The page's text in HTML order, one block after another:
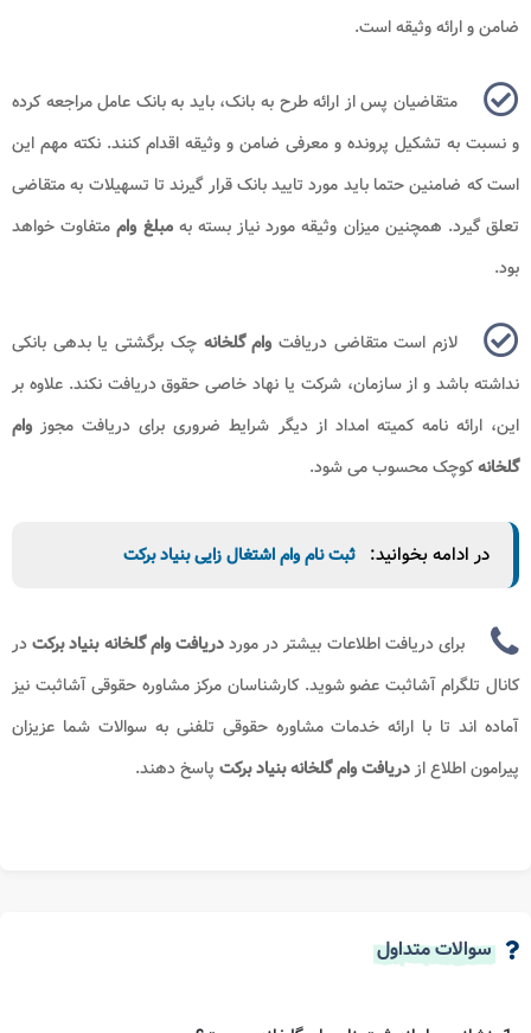
ضامن و ارائه وثیقه است.
متقاضیان پس از ارائه طرح به بانک، باید به بانک عامل مراجعه کرده
و نسبت به تشکیل پرونده و معرفی ضامن و وثیقه اقدام کنند. نکته مهم این
است که ضامنین حتما باید مورد تایید بانک قرار گیرند تا تسهیلات به متقاضی
تعلق گیرد. همچنین میزان وثیقه مورد نیاز بسته بهمبلغ واممتفاوت خواهد
بود.
لازم است متقاضی دریافت وام گلخانه چک برگشتی یا بدهی بانکی
نداشته باشد و از سازمان، شرکت یا نهاد خاصی حقوق دریافت نکند. علاوه بر
این، ارائه نامه کمیته امداد از دیگر شرایط ضروری برای دریافت مجوز وام
گلخانهکوچک محسوب می شود.
در ادامه بخوانید: ثبت نام وام اشتغال زایی بنیاد برکت
برای دریافت اطلاعات بیشتر در مورددریافتوام گلخانه بنیاد برکتدر
کانال تلگرام آشاثبت عضو شوید. کارشناسان مرکز مشاوره حقوقی آشاثبت نیز
آماده اند تا با ارائه خدمات مشاوره حقوقی تلفنی به سوالات شما عزیزان
پیراموناطلاع ازدریافتوام گلخانه بنیاد برکت پاسخ دهند.
سوالات متداول